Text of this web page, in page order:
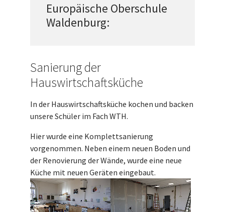
Europäische Oberschule
Waldenburg:
Sanierung der
Hauswirtschaftsküche
In der Hauswirtschaftsküche kochen und backen
unsere Schüler im Fach WTH.
Hier wurde eine Komplettsanierung
vorgenommen. Neben einem neuen Boden und
der Renovierung der Wände, wurde eine neue
Küche mit neuen Geräten eingebaut.